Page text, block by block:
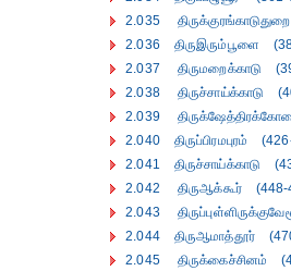
2.035
2.036 திருஇரும்பூளை
2.037 திருமறைக்காடு
2.038 திருச்சாய்க்காடு
2.039
2.040 திருப்பிரமபுரம்
2.041 திருச்சாய்க்காடு
2.042 திருஆக்கூர் (448-
2.043
2.044 திருஆமாத்தூர்
2.045 திருக்கைச்சினம்